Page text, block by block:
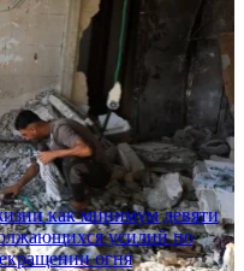
как минимум девяти
усилий по
огня